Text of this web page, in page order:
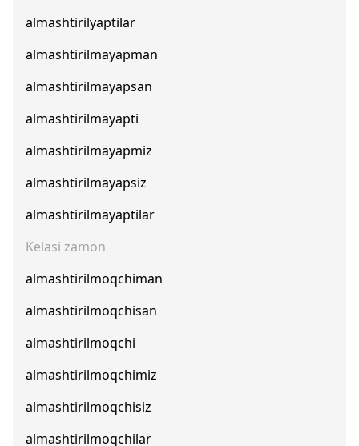
almashtirilyaptilar
almashtirilmayapman
almashtirilmayapsan
almashtirilmayapti
almashtirilmayapmiz
almashtirilmayapsiz
almashtirilmayaptilar
Kelasi zamon
almashtirilmoqchiman
almashtirilmoqchisan
almashtirilmoqchi
almashtirilmoqchimiz
almashtirilmoqchisiz
almashtirilmoqchilar